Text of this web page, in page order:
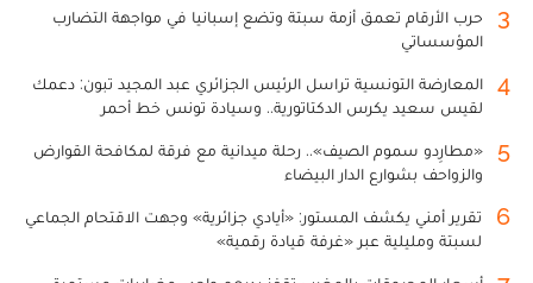
3
حرب الأرقام تعمق أزمة سبتة وتضع إسبانيا في مواجهة التضارب
المؤسساتي
4
المعارضة التونسية تراسل الرئيس الجزائري عبد المجيد تبون: دعمك
لقيس سعيد يكرس الدكتاتورية.. وسيادة تونس خط أحمر
5
«مطارِدو سموم الصيف».. رحلة ميدانية مع فرقة لمكافحة القوارض
والزواحف بشوارع الدار البيضاء
6
تقرير أمني يكشف المستور: «أيادي جزائرية» وجهت الاقتحام الجماعي
لسبتة ومليلية عبر «غرفة قيادة رقمية»